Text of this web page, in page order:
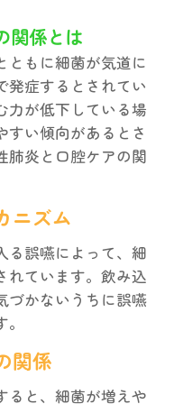
関係とは
ともに細菌が気道に
発症するとされてい
力が低下している場
い傾向があるとさ
肺炎と口腔ケアの関
ニズム
る誤嚥によって、細
れています。飲み込
づかないうちに誤嚥
関係
ると、細菌が増えや